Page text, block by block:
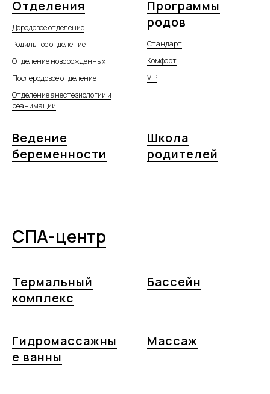
Отделения
Дородовое отделение
Родильное отделение
Отделение новорожденных
Послеродовое отделение
Отделение анестезиологии и
реанимации
Программы
родов
Стандарт
Комфорт
VIP
Ведение
беременности
Школа
родителей
СПА-центр
Термальный
комплекс
Бассейн
Гидромассажны
е ванны
Массаж